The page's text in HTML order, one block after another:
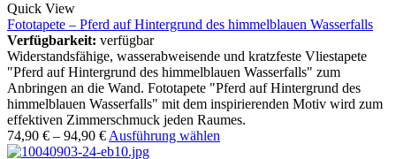
Quick View
Fototapete – Pferd auf Hintergrund des himmelblauen Wasserfalls
Verfügbarkeit: verfügbar
Widerstandsfähige, wasserabweisende und kratzfeste Vliestapete
"Pferd auf Hintergrund des himmelblauen Wasserfalls" zum
Anbringen an die Wand. Fototapete "Pferd auf Hintergrund des
himmelblauen Wasserfalls" mit dem inspirierenden Motiv wird zum
effektiven Zimmerschmuck jeden Raumes.
74,90 € – 94,90 € Ausführung wählen